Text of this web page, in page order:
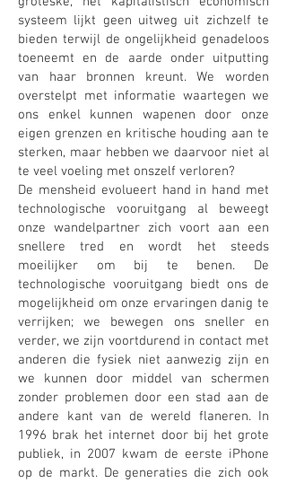
systeem lijkt geen uitweg uit zichzelf te
bieden terwijl de ongelijkheid genadeloos
toeneemt en de aarde onder uitputting
van haar bronnen kreunt. We worden
overstelpt met informatie waartegen we
ons enkel kunnen wapenen door onze
eigen grenzen en kritische houding aan te
sterken, maar hebben we daarvoor niet al
te veel voeling met onszelf verloren?
De mensheid evolueert hand in hand met
technologische vooruitgang al beweegt
onze wandelpartner zich voort aan een
snellere tred en wordt het steeds
moeilijker om bij te benen. De
technologische vooruitgang biedt ons de
mogelijkheid om onze ervaringen danig te
verrijken; we bewegen ons sneller en
verder, we zijn voortdurend in contact met
anderen die fysiek niet aanwezig zijn en
we kunnen door middel van schermen
zonder problemen door een stad aan de
andere kant van de wereld flaneren. In
1996 brak het internet door bij het grote
publiek, in 2007 kwam de eerste iPhone
op de markt. De generaties die zich ook